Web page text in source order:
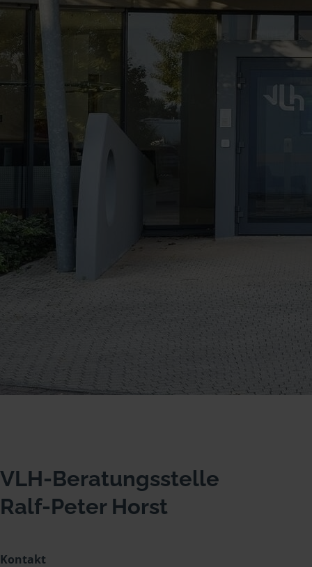
VLH-Beratungsstelle
Ralf-Peter Horst
Kontakt